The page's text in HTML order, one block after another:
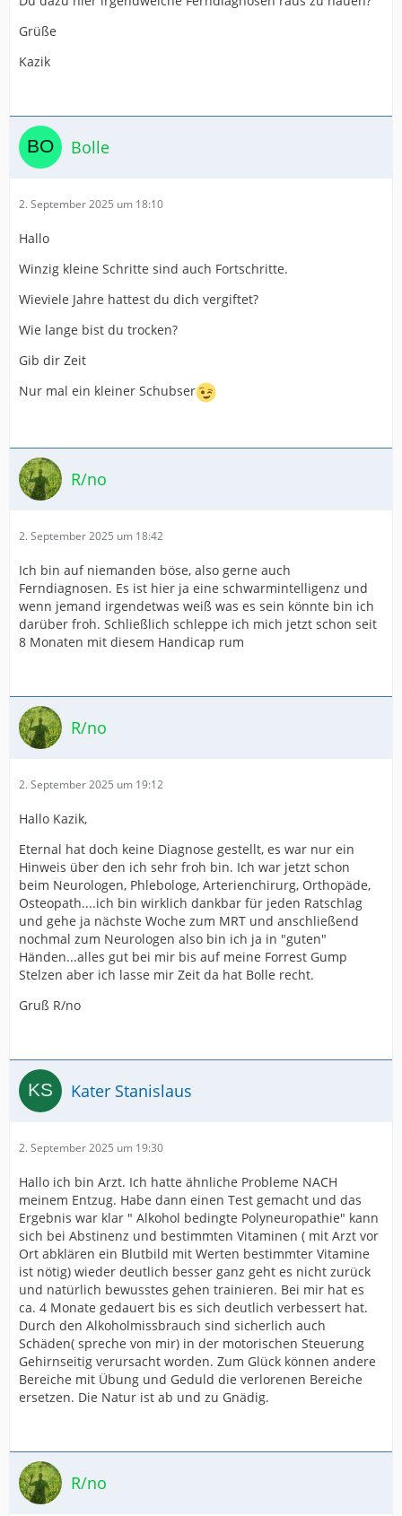
Grüße
Kazik
Bolle
2. September 2025 um 18:10
Hallo
Winzig kleine Schritte sind auch Fortschritte.
Wieviele Jahre hattest du dich vergiftet?
Wie lange bist du trocken?
Gib dir Zeit
Nur mal ein kleiner Schubser
R/no
2. September 2025 um 18:42
Ich bin auf niemanden böse, also gerne auch
Ferndiagnosen. Es ist hier ja eine schwarmintelligenz und
wenn jemand irgendetwas weiß was es sein könnte bin ich
darüber froh. Schließlich schleppe ich mich jetzt schon seit
8 Monaten mit diesem Handicap rum
R/no
2. September 2025 um 19:12
Hallo Kazik,
Eternal hat doch keine Diagnose gestellt, es war nur ein
Hinweis über den ich sehr froh bin. Ich war jetzt schon
beim Neurologen, Phlebologe, Arterienchirurg, Orthopäde,
Osteopath....ich bin wirklich dankbar für jeden Ratschlag
und gehe ja nächste Woche zum MRT und anschließend
nochmal zum Neurologen also bin ich ja in "guten"
Händen...alles gut bei mir bis auf meine Forrest Gump
Stelzen aber ich lasse mir Zeit da hat Bolle recht.
Gruß R/no
Kater Stanislaus
2. September 2025 um 19:30
Hallo ich bin Arzt. Ich hatte ähnliche Probleme NACH
meinem Entzug. Habe dann einen Test gemacht und das
Ergebnis war klar " Alkohol bedingte Polyneuropathie" kann
sich bei Abstinenz und bestimmten Vitaminen ( mit Arzt vor
Ort abklären ein Blutbild mit Werten bestimmter Vitamine
ist nötig) wieder deutlich besser ganz geht es nicht zurück
und natürlich bewusstes gehen trainieren. Bei mir hat es
ca. 4 Monate gedauert bis es sich deutlich verbessert hat.
Durch den Alkoholmissbrauch sind sicherlich auch
Schäden( spreche von mir) in der motorischen Steuerung
Gehirnseitig verursacht worden. Zum Glück können andere
Bereiche mit Übung und Geduld die verlorenen Bereiche
ersetzen. Die Natur ist ab und zu Gnädig.
R/no